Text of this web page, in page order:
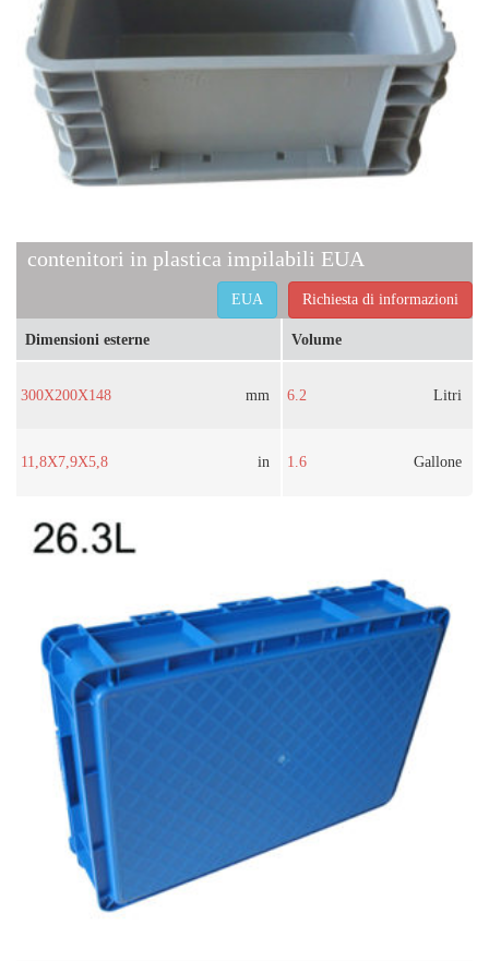
contenitori in plastica impilabili EUA
Richiesta di informazioni
EUA
Dimensioni esterne
300X200X148 mm
11,8X7,9X5,8 in
Volume
6.2 Litri
1.6 Gallone